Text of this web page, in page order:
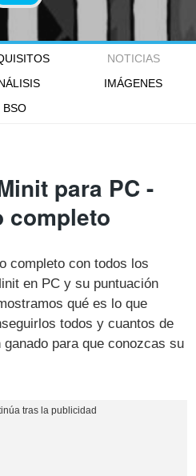
NOTICIAS
IMÁGENES
BSO
para PC -
completo
completo con todos los
en PC y su puntuación
qué es lo que
todos y cuantos de
para que conozcas su